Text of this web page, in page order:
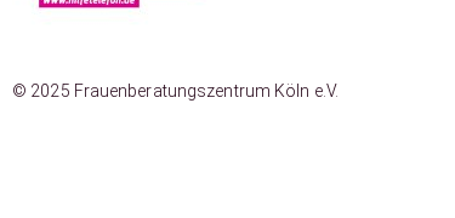
© 2025 Frauenberatungszentrum Köln e.V.